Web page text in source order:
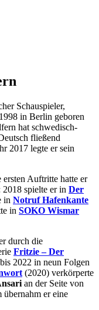
Schauspieler,
in Berlin geboren
hat schwedisch-
fließend
2017 legte er sein
ersten Auftritte hatte er
spielte er in Der
in Notruf Hafenkante
in SOKO Wismar
durch die
Fritzie – Der
2022 in neun Folgen
(2020) verkörperte
an der Seite von
er eine